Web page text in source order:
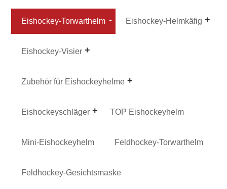
Eishockey-Torwarthelm Eishockey-Helmkäfig
Eishockey-Visier
Zubehör für Eishockeyhelme
Eishockeyschläger TOP Eishockeyhelm
Mini-Eishockeyhelm Feldhockey-Torwarthelm
Feldhockey-Gesichtsmaske